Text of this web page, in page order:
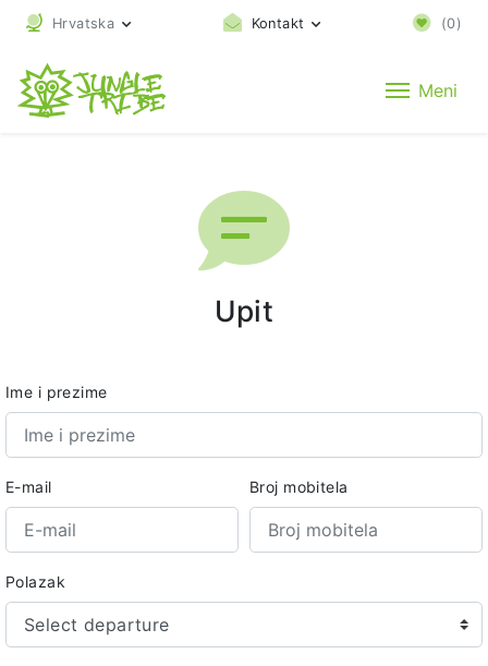
Hrvatska Kontakt (0)
Meni
Upit
Ime i prezime
E-mail Broj mobitela
Polazak
Select departure